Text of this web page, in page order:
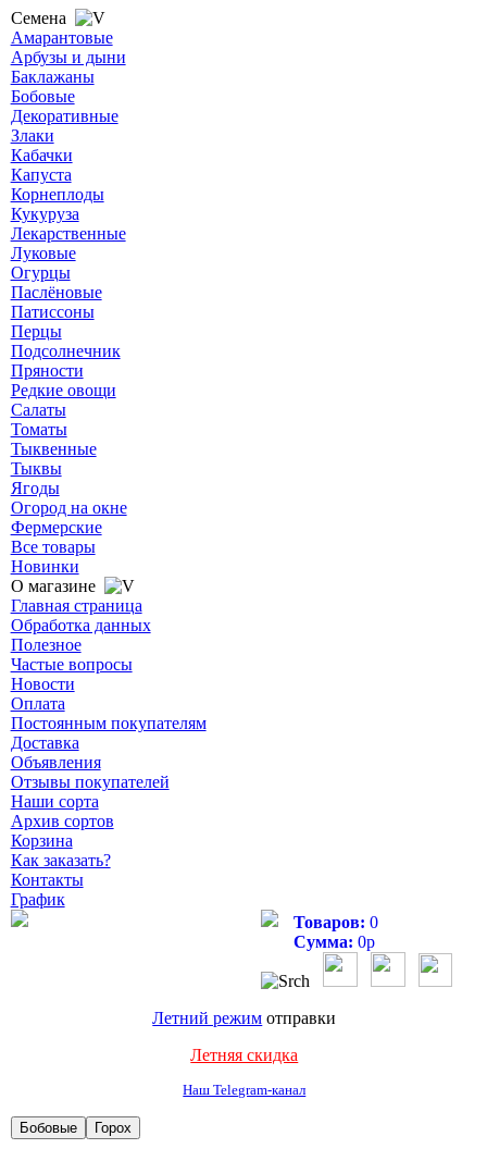
Семена
Амарантовые
Арбузы и дыни
Баклажаны
Бобовые
Декоративные
Злаки
Кабачки
Капуста
Корнеплоды
Кукуруза
Лекарственные
Луковые
Огурцы
Паслёновые
Патиссоны
Перцы
Подсолнечник
Пряности
Редкие овощи
Салаты
Томаты
Тыквенные
Тыквы
Ягоды
Огород на окне
Фермерские
Все товары
Новинки
О магазине
Главная страница
Обработка данных
Полезное
Частые вопросы
Новости
Оплата
Постоянным покупателям
Доставка
Объявления
Отзывы покупателей
Наши сорта
Архив сортов
Корзина
Как заказать?
Контакты
График
Товаров: 0
Сумма: 0р
Летний режим отправки
Летняя скидка
Наш Telegram-канал